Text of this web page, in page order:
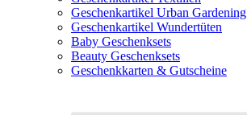
Geschenkartikel Urban Gardening
Geschenkartikel Wundertüten
Baby Geschenksets
Beauty Geschenksets
Geschenkkarten & Gutscheine